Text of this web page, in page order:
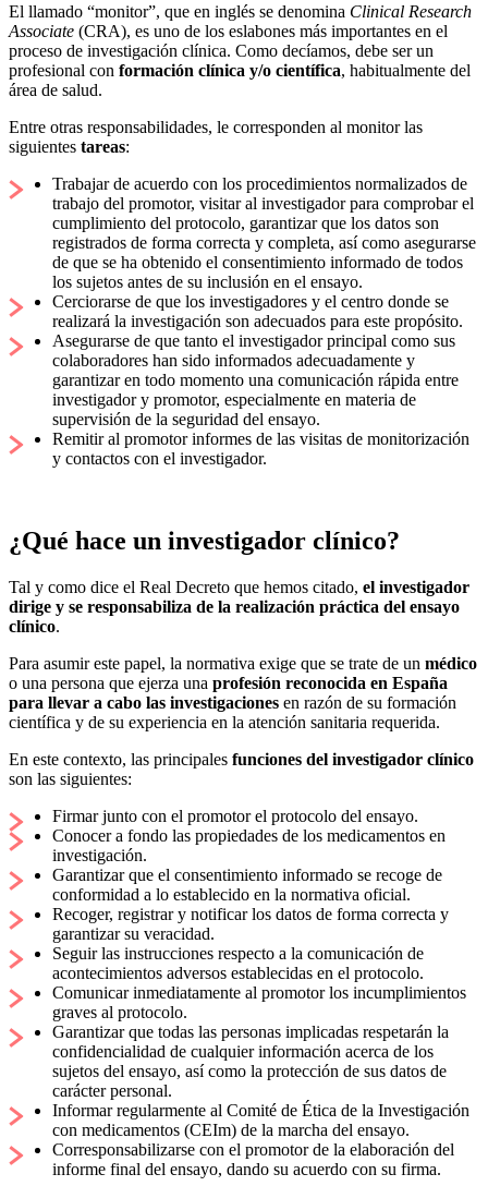
El llamado “monitor”, que en inglés se denomina Clinical Research
Associate (CRA), es uno de los eslabones más importantes en el
proceso de investigación clínica. Como decíamos, debe ser un
profesional con formación clínica y/o científica, habitualmente del
área de salud.
Entre otras responsabilidades, le corresponden al monitor las
siguientes tareas:
Trabajar de acuerdo con los procedimientos normalizados de
trabajo del promotor, visitar al investigador para comprobar el
cumplimiento del protocolo, garantizar que los datos son
registrados de forma correcta y completa, así como asegurarse
de que se ha obtenido el consentimiento informado de todos
los sujetos antes de su inclusión en el ensayo.
Cerciorarse de que los investigadores y el centro donde se
realizará la investigación son adecuados para este propósito.
Asegurarse de que tanto el investigador principal como sus
colaboradores han sido informados adecuadamente y
garantizar en todo momento una comunicación rápida entre
investigador y promotor, especialmente en materia de
supervisión de la seguridad del ensayo.
Remitir al promotor informes de las visitas de monitorización
y contactos con el investigador.
¿Qué hace un investigador clínico?
Tal y como dice el Real Decreto que hemos citado, el investigador
dirige y se responsabiliza de la realización práctica del ensayo
clínico.
Para asumir este papel, la normativa exige que se trate de un médico
o una persona que ejerza una profesión reconocida en España
para llevar a cabo las investigaciones en razón de su formación
científica y de su experiencia en la atención sanitaria requerida.
En este contexto, las principales funciones del investigador clínico
son las siguientes:
Firmar junto con el promotor el protocolo del ensayo.
Conocer a fondo las propiedades de los medicamentos en
investigación.
Garantizar que el consentimiento informado se recoge de
conformidad a lo establecido en la normativa oficial.
Recoger, registrar y notificar los datos de forma correcta y
garantizar su veracidad.
Seguir las instrucciones respecto a la comunicación de
acontecimientos adversos establecidas en el protocolo.
Comunicar inmediatamente al promotor los incumplimientos
graves al protocolo.
Garantizar que todas las personas implicadas respetarán la
confidencialidad de cualquier información acerca de los
sujetos del ensayo, así como la protección de sus datos de
carácter personal.
Informar regularmente al Comité de Ética de la Investigación
con medicamentos (CEIm) de la marcha del ensayo.
Corresponsabilizarse con el promotor de la elaboración del
informe final del ensayo, dando su acuerdo con su firma.